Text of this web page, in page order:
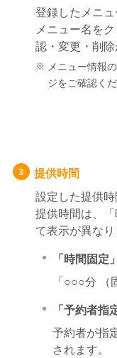
登録したメニュ
メニュー名を
認・変更・削除
メニュー情報
ジをご確認くだ
3
提供時間
設定した提供時
提供時間は、
て表示が異なり
「時間固定
「○○○分 （
「予約者指
予約者が指
されます。